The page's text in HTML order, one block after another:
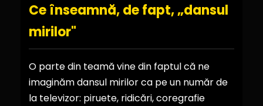
Ce înseamnă, de fapt, „dansul
mirilor"
O parte din teamă vine din faptul că ne
imaginăm dansul mirilor ca pe un număr de
la televizor: piruete, ridicări, coregrafie